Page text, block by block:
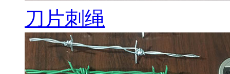
刀片刺绳